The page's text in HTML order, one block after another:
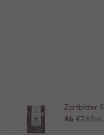
Zartbitter
Ab €7,62